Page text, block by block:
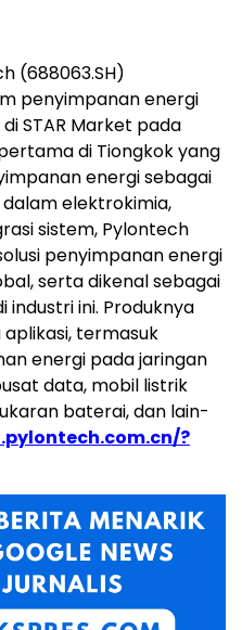
(688063.SH)
penyimpanan energi
STAR Market pada
di Tiongkok yang
energi sebagai
dalam elektrokimia,
sistem, Pylontech
penyimpanan energi
serta dikenal sebagai
ini. Produknya
termasuk
energi pada jaringan
data, mobil listrik
baterai, dan lain-
?